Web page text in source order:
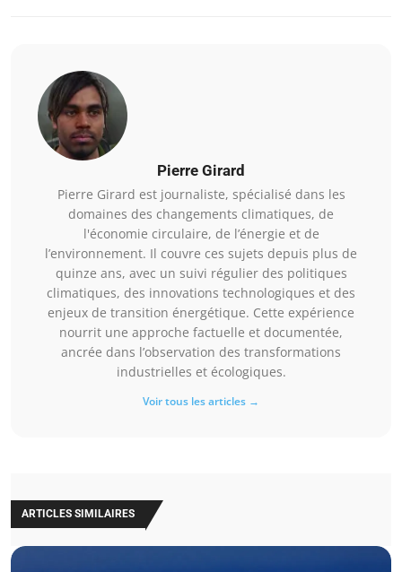
Pierre Girard
Pierre Girard est journaliste, spécialisé dans les
domaines des changements climatiques, de
l'économie circulaire, de l’énergie et de
l’environnement. Il couvre ces sujets depuis plus de
quinze ans, avec un suivi régulier des politiques
climatiques, des innovations technologiques et des
enjeux de transition énergétique. Cette expérience
nourrit une approche factuelle et documentée,
ancrée dans l’observation des transformations
industrielles et écologiques.
Voir tous les articles →
ARTICLES SIMILAIRES